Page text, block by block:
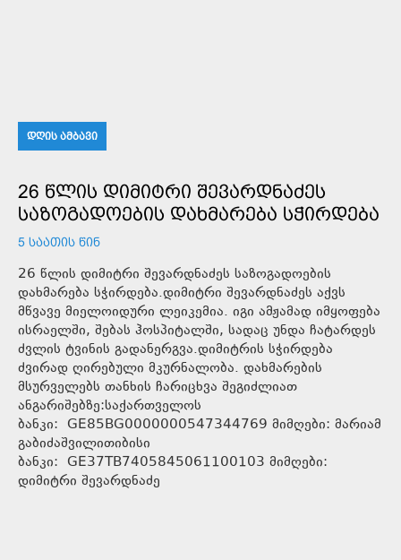
ᲓᲦᲘᲡ ᲐᲛᲑᲐᲕᲘ
26 ᲬᲚᲘᲡ ᲓᲘᲛᲘᲢᲠᲘ ᲨᲔᲕᲐᲠᲓᲜᲐᲫᲔᲡ
ᲡᲐᲖᲝᲒᲐᲓᲝᲔᲑᲘᲡ ᲓᲐᲮᲛᲐᲠᲔᲑᲐ ᲡᲭᲘᲠᲓᲔᲑᲐ
5 ᲡᲐᲐᲗᲘᲡ ᲬᲘᲜ
26 წლის დიმიტრი შევარდნაძეს საზოგადოების
დახმარება სჭირდება.დიმიტრი შევარდნაძეს აქვს
მწვავე მიელოიდური ლეიკემია. იგი ამჟამად იმყოფება
ისრაელში, შებას ჰოსპიტალში, სადაც უნდა ჩატარდეს
ძვლის ტვინის გადანერგვა.დიმიტრის სჭირდება
ძვირად ღირებული მკურნალობა. დახმარების
მსურველებს თანხის ჩარიცხვა შეგიძლიათ
ანგარიშებზე:საქართველოს
ბანკი: GE85BG0000000547344769 მიმღები: მარიამ
გაბიძაშვილითიბისი
ბანკი: GE37TB7405845061100103 მიმღები:
დიმიტრი შევარდნაძე